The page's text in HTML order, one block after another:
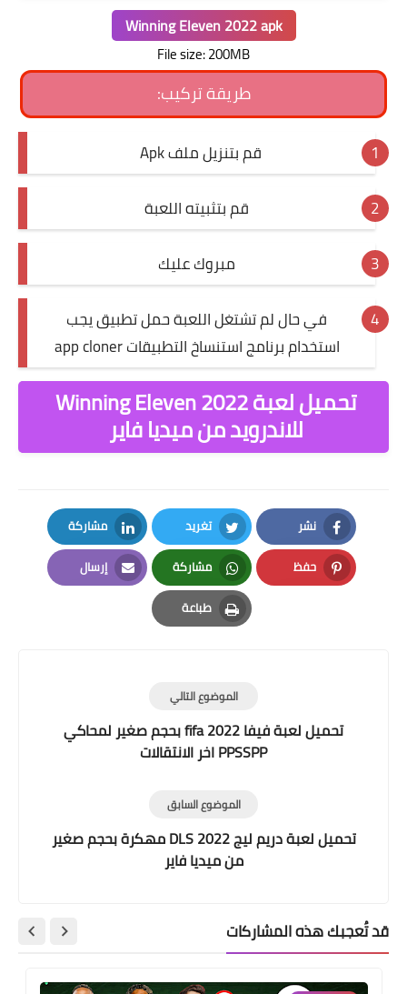
Winning Eleven 2022 apk
File size: 200MB
طريقة تركيب:
قم بتنزيل ملف Apk
قم بتثبيته اللعبة
مبروك عليك
في حال لم تشتغل اللعبة حمل تطبيق يجب
استخدام برنامج استنساخ التطبيقات app cloner
تحميل لعبة Winning Eleven 2022
للاندرويد من ميديا فاير
نشر
Facebook
تغريد
Twitter
مشاركة
LinkedIn
حفظ
Pinterest
مشاركة
Whatsapp
إرسال
Email
طباعة
Print
الموضوع التالي
تحميل لعبة فيفا fifa 2022 بحجم صغير لمحاكي
PPSSPP اخر الانتقالات
الموضوع السابق
تحميل لعبة دريم ليج DLS 2022 مهكرة بحجم صغير
من ميديا فاير
قد تُعجبك هذه المشاركات